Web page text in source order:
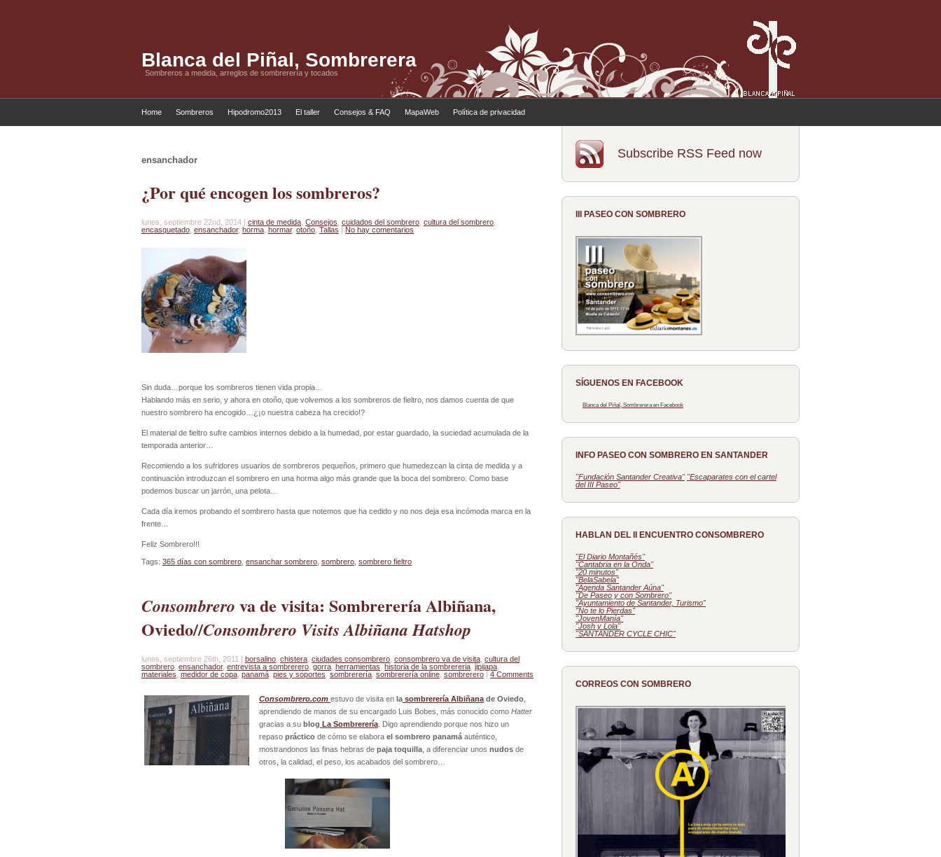
Blanca del Piñal, Sombrerera
Sombreros a medida, arreglos de sombrerería y tocados
Home Sombreros Hipodromo2013 El taller Consejos & FAQ MapaWeb Política de privacidad
ensanchador
¿Por qué encogen los sombreros?
lunes, septiembre 22nd, 2014 | cinta de medida Consejos cuidados del sombrero cultura del sombrero
encasquetado ensanchador, horma hormar, otoño Tallas | No hay comentarios
Sin duda…porque los sombreros tienen vida propia…
Hablando más en serio, y ahora en otoño, que volvemos a los sombreros de fieltro, nos damos cuenta de que
nuestro sombrero ha encogido…¿¡o nuestra cabeza ha crecido!?
El material de fieltro sufre cambios internos debido a la humedad, por estar guardado, la suciedad acumulada de la
temporada anterior…
Recomiendo a los sufridores usuarios de sombreros pequeños, primero que humedezcan la cinta de medida y a
continuación introduzcan el sombrero en una horma algo más grande que la boca del sombrero. Como base
podemos buscar un jarrón, una pelota…
Cada día iremos probando el sombrero hasta que notemos que ha cedido y no nos deja esa incómoda marca en la
frente…
Feliz Sombrero!!!
Tags: 365 días con sombrero ensanchar sombrero sombrero sombrero fieltro
Consombrero va de visita: Sombrerería Albiñana,
Oviedo//Consombrero Visits Albiñana Hatshop
lunes, septiembre 26th, 2011 | borsalino chistera ciudades consombrero consombrero va de visita cultura del
sombrero ensanchador, entrevista a sombrerero gorra herramientas historia de la sombrereria jipijapa
materiales medidor de copa panamá pies y soportes sombrerería sombrerería online sombrerero | 4 Comments
Consombrero.com estuvo de visita en la sombrerería Albiñana de Oviedo
aprendiendo de manos de su encargado Luis Bobes, más conocido como Hatter
gracias a su blog La Sombrerería . Digo aprendiendo porque nos hizo un
repaso práctico de cómo se elabora el sombrero panamá auténtico,
mostrandonos las finas hebras de paja toquilla , a diferenciar unos nudos de
otros, la calidad, el peso, los acabados del sombrero…
Subscribe RSS Feed now
III PASEO CON SOMBRERO
SÍGUENOS EN FACEBOOK
Blanca del Piñal, Sombrerera en Facebook
INFO PASEO CON SOMBRERO EN SANTANDER
"Fundación Santander Creativa" "Escaparates con el cartel
del III Paseo"
HABLAN DEL II ENCUENTRO CONSOMBRERO
"El Diario Montañés"
"Cantabria en la Onda"
"20 minutos"
"BelaSabela"
"Agenda Santander Aúna"
"De Paseo y con Sombrero"
"Ayuntamiento de Santander, Turismo"
"No te lo Pierdas"
"JovenManía"
"Josh y Lola"
"SANTANDER CYCLE CHIC"
CORREOS CON SOMBRERO